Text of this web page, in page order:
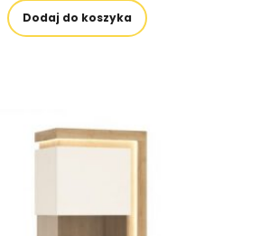
Dodaj do koszyka